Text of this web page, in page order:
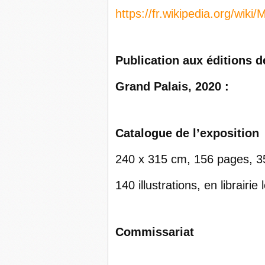
https://fr.wikipedia.org/wiki/
Publication aux éditions
Grand Palais, 2020 :
Catalogue de l’exposition
240 x 315 cm, 156 pages,
140 illustrations, en librairie
Commissariat